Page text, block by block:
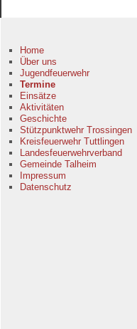
Home
Über uns
Jugendfeuerwehr
Termine
Einsätze
Aktivitäten
Geschichte
Stützpunktwehr Trossingen
Kreisfeuerwehr Tuttlingen
Landesfeuerwehrverband
Gemeinde Talheim
Impressum
Datenschutz